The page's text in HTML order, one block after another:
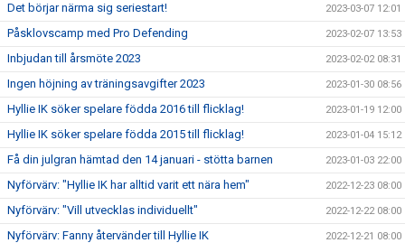
Det börjar närma sig seriestart! 2023-03-07 12:01
Påsklovscamp med Pro Defending 2023-02-07 13:53
Inbjudan till årsmöte 2023 2023-02-02 08:31
Ingen höjning av träningsavgifter 2023 2023-01-30 08:56
Hyllie IK söker spelare födda 2016 till flicklag! 2023-01-19 12:00
Hyllie IK söker spelare födda 2015 till flicklag! 2023-01-04 15:12
Få din julgran hämtad den 14 januari - stötta barnen 2023-01-03 22:00
Nyförvärv: "Hyllie IK har alltid varit ett nära hem" 2022-12-23 08:00
Nyförvärv: "Vill utvecklas individuellt" 2022-12-22 08:00
Nyförvärv: Fanny återvänder till Hyllie IK 2022-12-21 08:00